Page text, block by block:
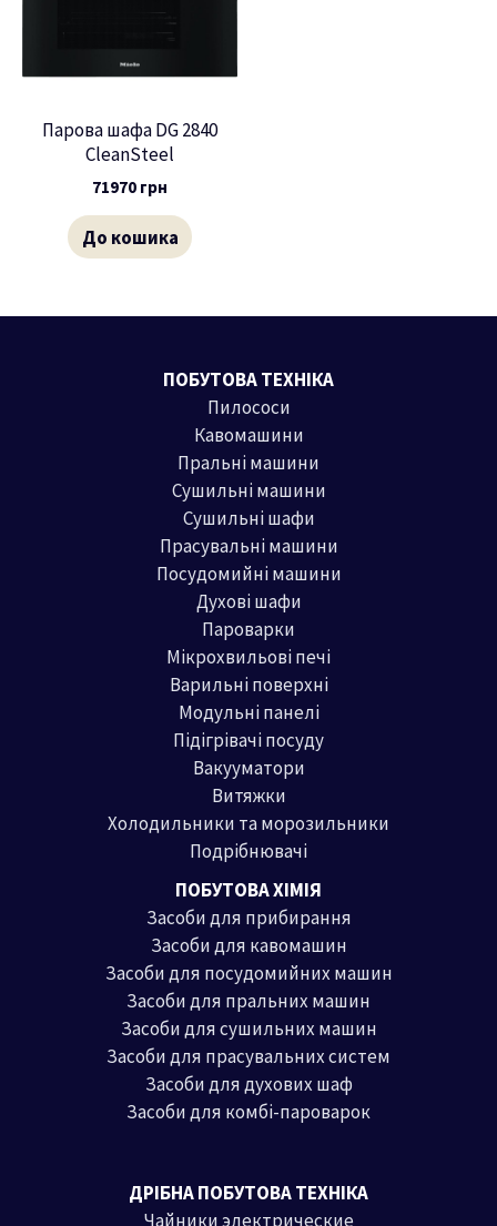
Парова шафа DG 2840
CleanSteel
71970 грн
До кошика
ПОБУТОВА ТЕХНІКА
Пилососи
Кавомашини
Пральні машини
Сушильні машини
Сушильні шафи
Прасувальні машини
Посудомийні машини
Духові шафи
Пароварки
Мікрохвильові печі
Варильні поверхні
Модульні панелі
Підігрівачі посуду
Вакууматори
Витяжки
Холодильники та морозильники
Подрібнювачі
ПОБУТОВА ХІМІЯ
Засоби для прибирання
Засоби для кавомашин
Засоби для посудомийних машин
Засоби для пральних машин
Засоби для сушильних машин
Засоби для прасувальних систем
Засоби для духових шаф
Засоби для комбі-пароварок
ДРІБНА ПОБУТОВА ТЕХНІКА
Чайники электрические